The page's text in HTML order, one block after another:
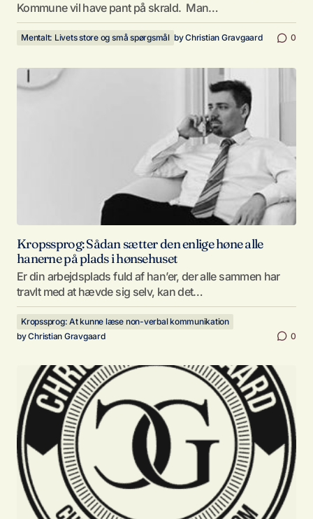
Kommune vil have pant på skrald. Man…
Mentalt: Livets store og små spørgsmål byChristian Gravgaard 0
Kropssprog: Sådan sætter den enlige høne alle
hanerne på plads i hønsehuset
Er din arbejdsplads fuld af han’er, der alle sammen har
travlt med at hævde sig selv, kan det…
Kropssprog: At kunne læse non-verbal kommunikation
byChristian Gravgaard 0